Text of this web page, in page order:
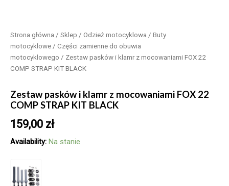
Strona główna / Sklep / Odzież motocyklowa / Buty
motocyklowe / Części zamienne do obuwia
motocyklowego / Zestaw pasków i klamr z mocowaniami FOX 22
COMP STRAP KIT BLACK
Zestaw pasków i klamr z mocowaniami FOX 22
COMP STRAP KIT BLACK
159,00 zł
Availability: Na stanie